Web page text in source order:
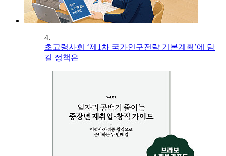
4.
초고령사회 ‘제1차 국가인구전략 기본계획’에 담
길 정책은